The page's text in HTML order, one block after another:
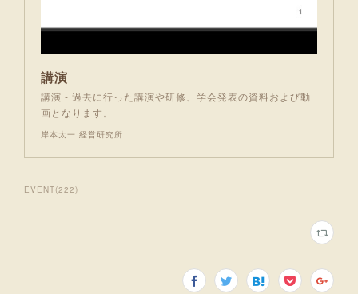
講演
講演 - 過去に行った講演や研修、学会発表の資料および動
画となります。
岸本太一 経営研究所
EVENT(222)